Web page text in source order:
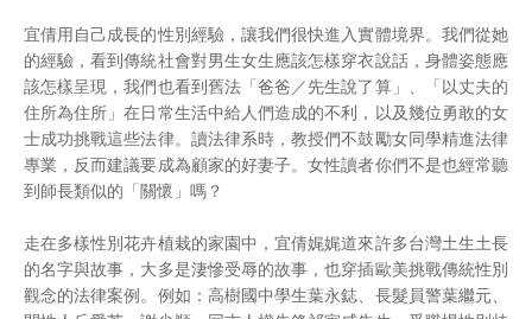
宜倩用自己成長的性別經驗，讓我們很快進入實體境界。我們從她
的經驗，看到傳統社會對男生女生應該怎樣穿衣說話，身體姿態應
該怎樣呈現，我們也看到舊法「爸爸／先生說了算」、「以丈夫的
住所為住所」在日常生活中給人們造成的不利，以及幾位勇敢的女
士成功挑戰這些法律。讀法律系時，教授們不鼓勵女同學精進法律
專業，反而建議要成為顧家的好妻子。女性讀者你們不是也經常聽
到師長類似的「關懷」嗎？
走在多樣性別花卉植栽的家園中，宜倩娓娓道來許多台灣土生土長
的名字與故事，大多是淒慘受辱的故事，也穿插歐美挑戰傳統性別
觀念的法律案例。例如：高樹國中學生葉永鋕、長髮員警葉繼元、